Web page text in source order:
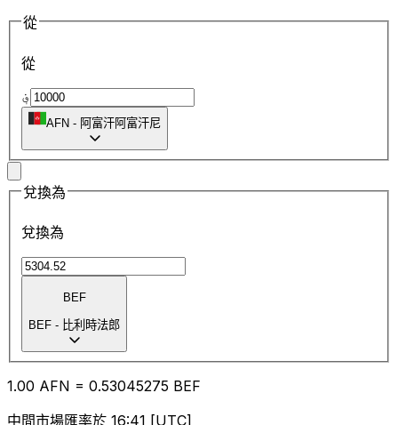
從
從
؋
AFN - 阿富汗阿富汗尼
兌換為
兌換為
BEF
BEF - 比利時法郎
1.00 AFN = 0.53045275 BEF
中間市場匯率於 16:41 [UTC]